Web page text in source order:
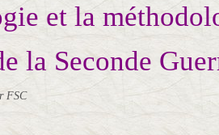
et la
la Seconde
FSC